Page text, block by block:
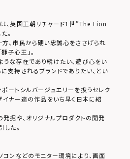
、英国王朝リチャード1世”The Lion
。
、市民から硬い忠誠心をささげられ
子心王」。
な存在であり続けたい、遊び心をい
支持されるブランドでありたい、とい
ートシルバージュエリーを扱うセレク
イナー達の作品をいち早く日本に紹
発掘や、オリジナルプロダクトの開発
した。
コンなどのモニター環境により、画面